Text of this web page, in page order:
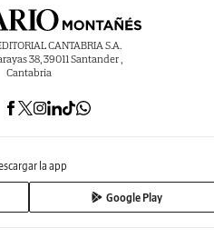
CANTABRIA S.A.
38, 39011 Santander ,
Cantabria
la app
Google Play